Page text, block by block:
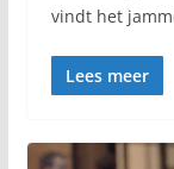
vindt het
Lees meer